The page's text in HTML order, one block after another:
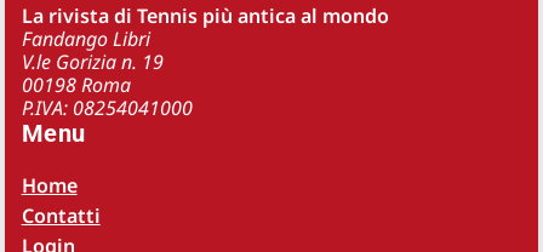
La rivista di Tennis più antica al mondo
Fandango Libri
V.le Gorizia n. 19
00198 Roma
P.IVA: 08254041000
Menu
Home
Contatti
Login